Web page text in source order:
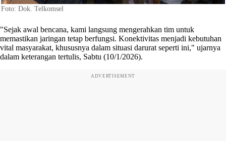
Foto: Dok. Telkomsel
"Sejak awal bencana, kami langsung mengerahkan tim untuk
memastikan jaringan tetap berfungsi. Konektivitas menjadi kebutuhan
vital masyarakat, khususnya dalam situasi darurat seperti ini," ujarnya
dalam keterangan tertulis, Sabtu (10/1/2026).
ADVERTISEMENT